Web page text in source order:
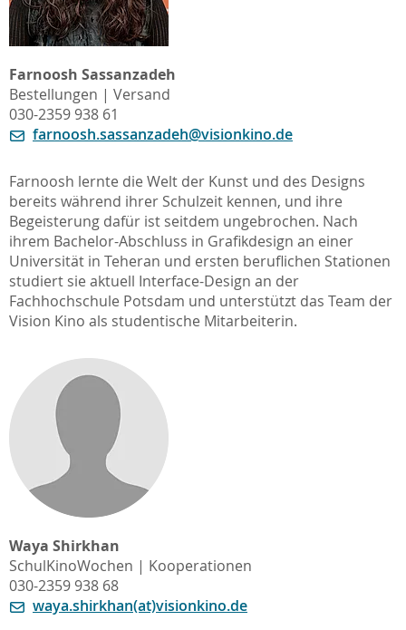
Farnoosh Sassanzadeh
Bestellungen | Versand
030-2359 938 61
farnoosh.sassanzadeh@visionkino.de
Farnoosh lernte die Welt der Kunst und des Designs
bereits während ihrer Schulzeit kennen, und ihre
Begeisterung dafür ist seitdem ungebrochen. Nach
ihrem Bachelor-Abschluss in Grafikdesign an einer
Universität in Teheran und ersten beruflichen Stationen
studiert sie aktuell Interface-Design an der
Fachhochschule Potsdam und unterstützt das Team der
Vision Kino als studentische Mitarbeiterin.
Waya Shirkhan
SchulKinoWochen | Kooperationen
030-2359 938 68
waya.shirkhan(at)visionkino.de